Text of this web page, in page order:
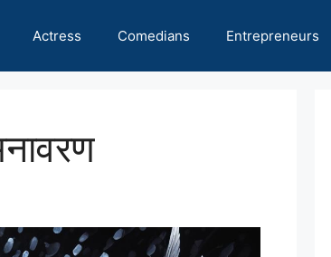
Actress Comedians Entrepreneurs